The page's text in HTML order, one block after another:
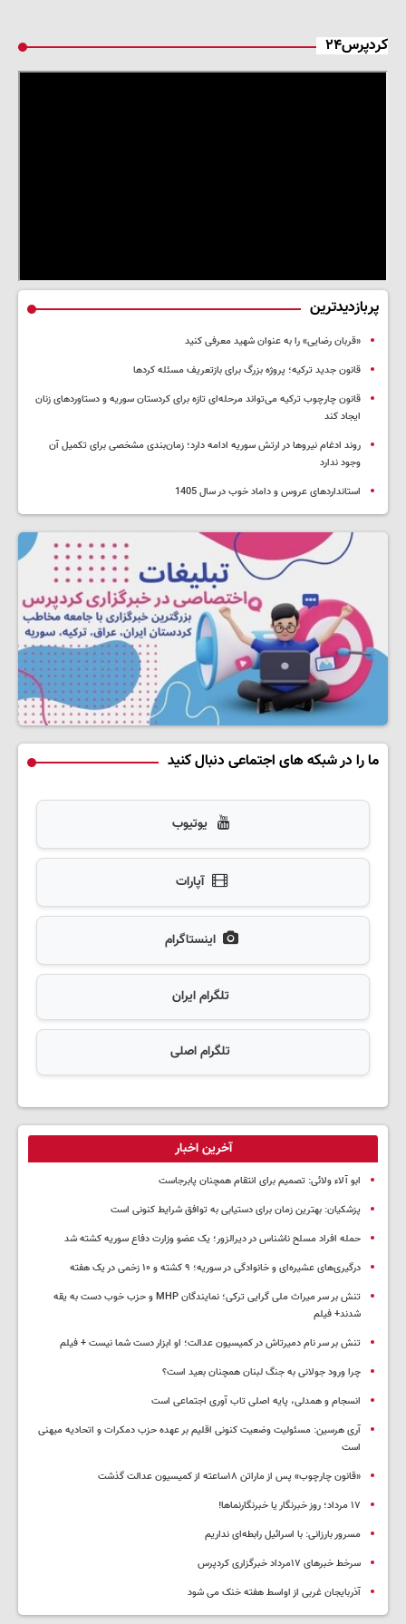
کردپرس۲۴
پربازدیدترین
«قربان رضایی» را به عنوان شهید معرفی کنید
قانون جدید ترکیه؛ پروژه بزرگ‌ برای بازتعریف مسئله کردها
قانون چارچوب ترکیه می‌تواند مرحله‌ای تازه برای کردستان سوریه و دستاوردهای زنان
ایجاد کند
روند ادغام نیروها در ارتش سوریه ادامه دارد؛ زمان‌بندی مشخصی برای تکمیل آن
وجود ندارد
استانداردهای عروس و داماد خوب در سال 1405
ما را در شبکه های اجتماعی دنبال کنید
یوتیوب
آپارات
اینستاگرام
تلگرام ایران
تلگرام اصلی
آخرین اخبار
ابو آلاء ولائی: تصمیم برای انتقام همچنان پابرجاست
پزشکیان‌: بهترین زمان برای دستیابی به توافق شرایط کنونی است
حمله افراد مسلح ناشناس در دیرالزور؛ یک عضو وزارت دفاع سوریه کشته شد
درگیری‌های عشیره‌ای و خانوادگی در سوریه؛ ۹ کشته و ۱۰ زخمی در یک هفته
تنش بر سر میراث ملی گرایی ترکی؛ نمایندگان MHP و حزب خوب دست به یقه
شدند+ فیلم
تنش بر سر نام دمیرتاش در کمیسیون عدالت؛ او ابزار دست شما نیست + فیلم
چرا ورود جولانی به جنگ لبنان همچنان بعید است؟
انسجام و همدلی، پایه اصلی تاب آوری اجتماعی است
آری هرسین: مسئولیت وضعیت کنونی اقلیم بر عهده حزب دمکرات و اتحادیه میهنی
است
«قانون چارچوب» پس از ماراتن ۱۸ساعته از کمیسیون عدالت گذشت
١٧ مرداد؛ روز خبرنگار یا خبرنگارنماها!
مسرور بارزانی: با اسرائیل رابطه‌ای نداریم
سرخط خبرهای ۱۷مرداد خبرگزاری کردپرس
آذربایجان غربی از اواسط هفته خنک می شود